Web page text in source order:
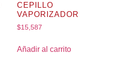
CEPILLO
VAPORIZADOR
$15,587
Añadir al carrito